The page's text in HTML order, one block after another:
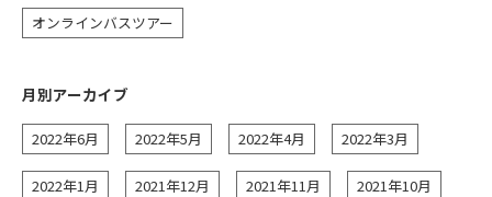
オンラインバスツアー
月別アーカイブ
2022年6月 2022年5月 2022年4月 2022年3月
2022年1月 2021年12月 2021年11月 2021年10月